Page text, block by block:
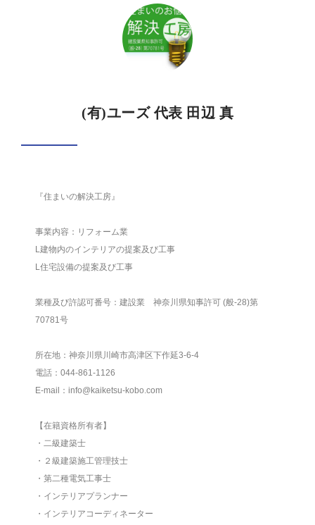
(有)ユーズ 代表 田辺 真
『住まいの解決工房』
事業内容：リフォーム業
L建物内のインテリアの提案及び工事
L住宅設備の提案及び工事
業種及び許認可番号：建設業 神奈川県知事許可 (般-28)第
70781号
所在地：神奈川県川崎市高津区下作延3-6-4
電話：044-861-1126
E-mail：info@kaiketsu-kobo.com
【在籍資格所有者】
・二級建築士
・２級建築施工管理技士
・第二種電気工事士
・インテリアプランナー
・インテリアコーディネーター